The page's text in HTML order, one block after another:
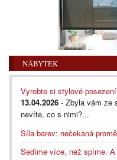
NÁBYTEK
Vyrobte si stylové
13.04.2026 - Zbyla vám ze
nevíte, co s nimi?...
Síla barev: nečekaná
Sedíme více, než spíme.